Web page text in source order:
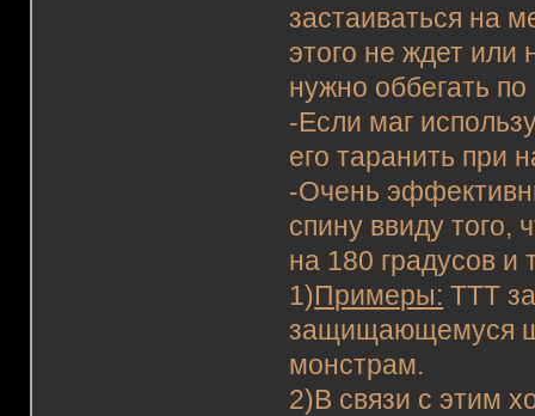
застаиваться на
этого не ждет или
нужно оббегать по
-Если маг
его таранить при
-Очень
спину ввиду того,
на 180 градусов и
1)Примеры: ТТТ
защищающемуся
монстрам.
2)В связи с этим